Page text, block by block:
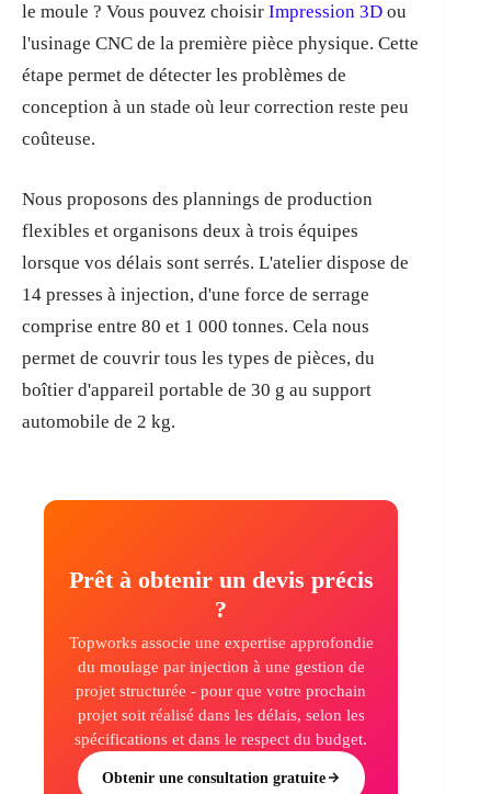
le moule ? Vous pouvez choisir Impression 3D ou
l'usinage CNC de la première pièce physique. Cette
étape permet de détecter les problèmes de
conception à un stade où leur correction reste peu
coûteuse.
Nous proposons des plannings de production
flexibles et organisons deux à trois équipes
lorsque vos délais sont serrés. L'atelier dispose de
14 presses à injection, d'une force de serrage
comprise entre 80 et 1 000 tonnes. Cela nous
permet de couvrir tous les types de pièces, du
boîtier d'appareil portable de 30 g au support
automobile de 2 kg.
Prêt à obtenir un devis précis
?
Topworks associe une expertise approfondie
du moulage par injection à une gestion de
projet structurée - pour que votre prochain
projet soit réalisé dans les délais, selon les
spécifications et dans le respect du budget.
Obtenir une consultation gratuite